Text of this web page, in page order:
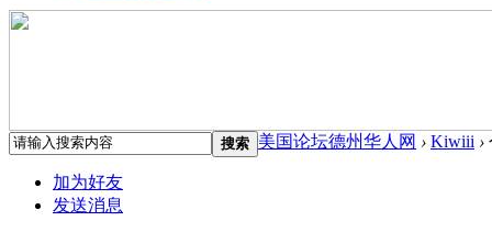
搜索 美国论坛德州华人网 › Kiwiii ›
加为好友
发送消息